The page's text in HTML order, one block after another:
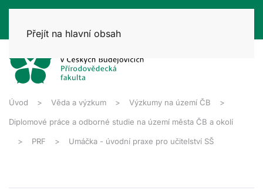
Přejít na hlavní obsah
Úvod Věda a výzkum Výzkumy na území ČB
Diplomové práce a odborné studie na území města ČB a okolí
PRF Umáčka - úvodní praxe pro učitelství SŠ